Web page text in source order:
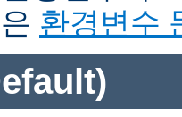
환경변수